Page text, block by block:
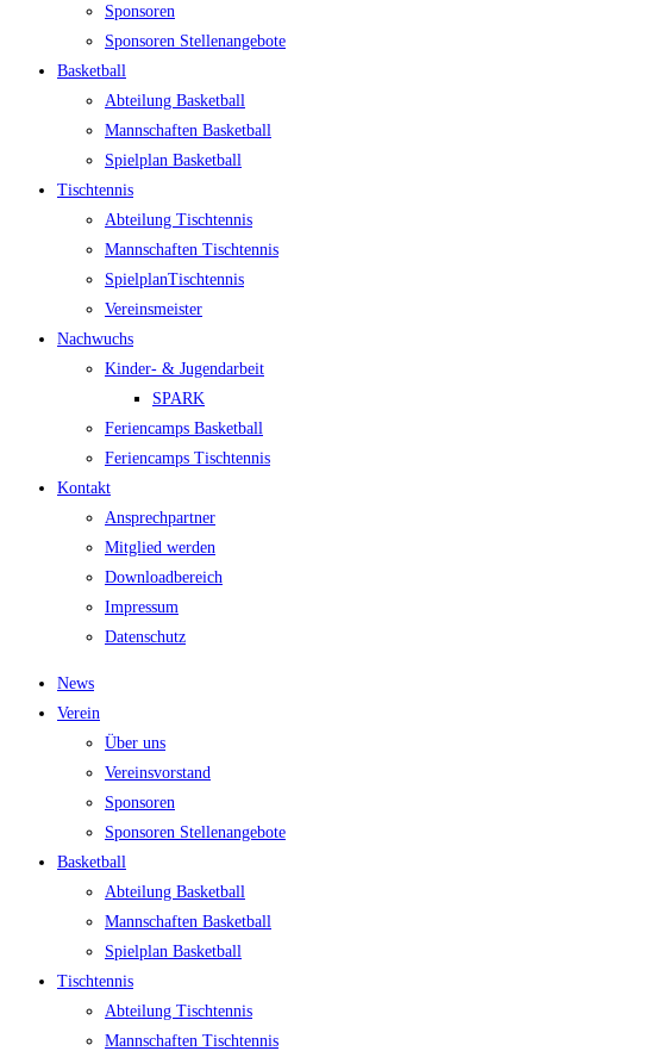
Spon­so­ren
Spon­so­ren Stellenangebote
Bas­ket­ball
Abtei­lung Basketball
Mann­schaf­ten Basketball
Spiel­plan Basketball
Tisch­ten­nis
Abtei­lung Tischtennis
Mann­schaf­ten Tischtennis
Spiel­plan­Tisch­ten­nis
Ver­eins­meis­ter
Nach­wuchs
Kin­­der- & Jugendarbeit
SPARK
Feri­en­camps Basketball
Feri­en­camps Tischtennis
Kon­takt
Ansprech­part­ner
Mit­glied werden
Down­load­be­reich
Impres­sum
Daten­schutz
News
Ver­ein
Über uns
Ver­eins­vor­stand
Spon­so­ren
Spon­so­ren Stellenangebote
Bas­ket­ball
Abtei­lung Basketball
Mann­schaf­ten Basketball
Spiel­plan Basketball
Tisch­ten­nis
Abtei­lung Tischtennis
Mann­schaf­ten Tischtennis